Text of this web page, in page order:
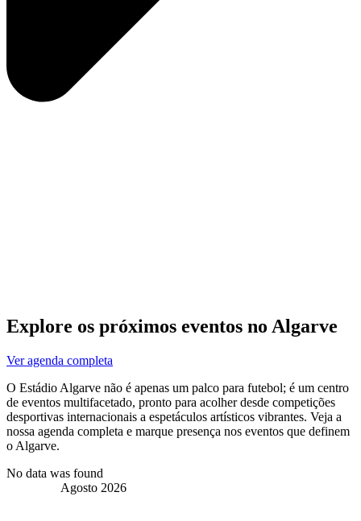
Explore os próximos eventos no Algarve
Ver agenda completa
O Estádio Algarve não é apenas um palco para futebol; é um centro
de eventos multifacetado, pronto para acolher desde competições
desportivas internacionais a espetáculos artísticos vibrantes. Veja a
nossa agenda completa e marque presença nos eventos que definem
o Algarve.
No data was found
Agosto 2026